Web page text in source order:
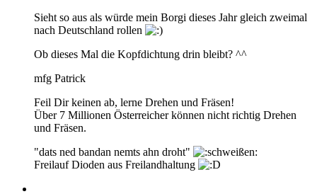
Sieht so aus als würde mein Borgi dieses Jahr gleich zweimal
nach Deutschland rollen
Ob dieses Mal die Kopfdichtung drin bleibt? ^^
mfg Patrick
Feil Dir keinen ab, lerne Drehen und Fräsen!
Über 7 Millionen Österreicher können nicht richtig Drehen
und Fräsen.
"dats ned bandan nemts ahn droht"
Freilauf Dioden aus Freilandhaltung